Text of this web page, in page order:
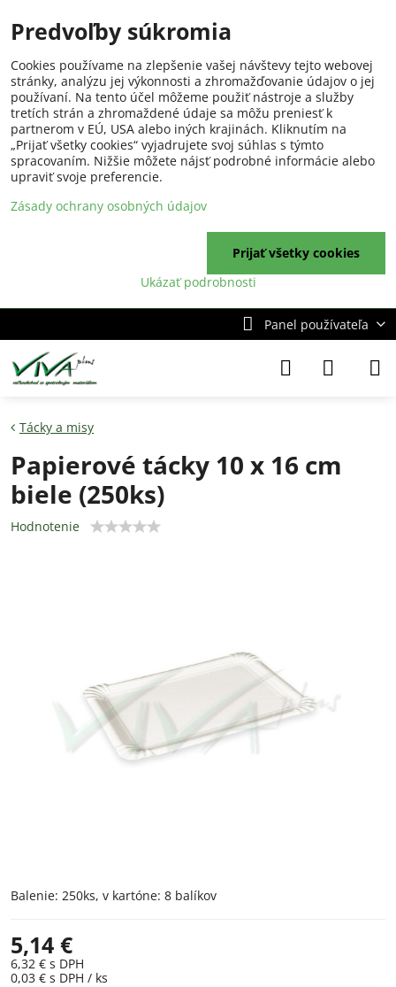
Panel používateľa
Tácky a misy
Papierové tácky 10 x 16 cm
biele (250ks)
Hodnotenie
Balenie: 250ks, v kartóne: 8 balíkov
5,14 €
6,32 € s DPH
0,03 € s DPH / ks
Predvoľby súkromia
Cookies používame na zlepšenie vašej návštevy tejto webovej
stránky, analýzu jej výkonnosti a zhromažďovanie údajov o jej
používaní. Na tento účel môžeme použiť nástroje a služby
tretích strán a zhromaždené údaje sa môžu preniesť k
partnerom v EÚ, USA alebo iných krajinách. Kliknutím na
„Prijať všetky cookies“ vyjadrujete svoj súhlas s týmto
spracovaním. Nižšie môžete nájsť podrobné informácie alebo
upraviť svoje preferencie.
Zásady ochrany osobných údajov
Ukázať podrobnosti
Prijať všetky cookies